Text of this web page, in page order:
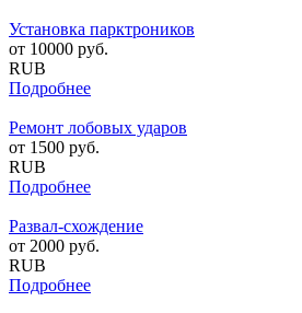
Установка парктроников
от 10000 руб.
RUB
Подробнее
Ремонт лобовых ударов
от 1500 руб.
RUB
Подробнее
Развал-схождение
от 2000 руб.
RUB
Подробнее